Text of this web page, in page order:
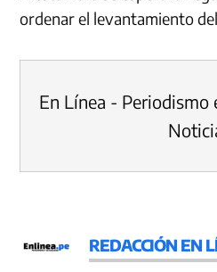
ordenar el levantamiento
En Línea - Periodismo
REDACCIÓN EN